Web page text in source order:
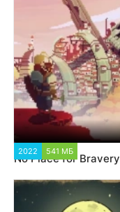
2022 541 МБ
No Place for Bravery